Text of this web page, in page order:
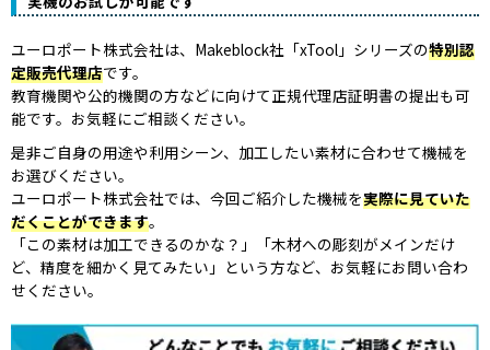
ユーロポート株式会社は、Makeblock社「xTool」シリーズの特別認
定販売代理店です。
教育機関や公的機関の方などに向けて正規代理店証明書の提出も可
能です。お気軽にご相談ください。
是非ご自身の用途や利用シーン、加工したい素材に合わせて機械を
お選びください。
ユーロポート株式会社では、今回ご紹介した機械を実際に見ていた
だくことができます。
「この素材は加工できるのかな？」「木材への彫刻がメインだけ
ど、精度を細かく見てみたい」という方など、お気軽にお問い合わ
せください。